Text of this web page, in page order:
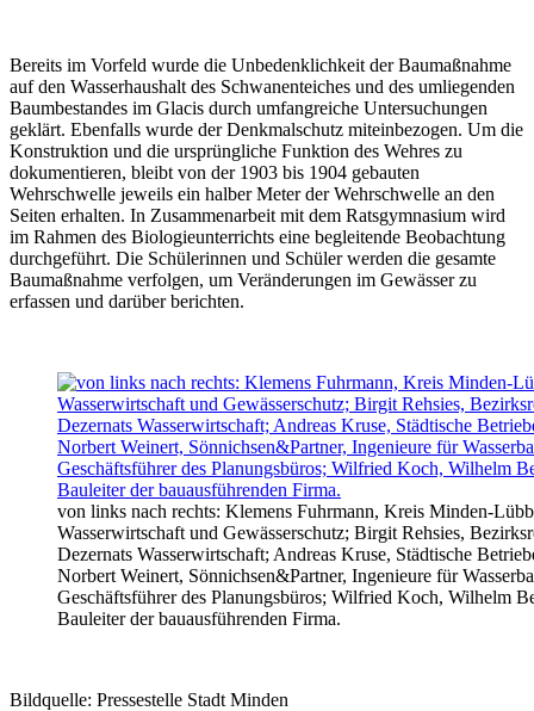
Bereits im Vorfeld wurde die Unbedenklichkeit der Baumaßnahme
auf den Wasserhaushalt des Schwanenteiches und des umliegenden
Baumbestandes im Glacis durch umfangreiche Untersuchungen
geklärt. Ebenfalls wurde der Denkmalschutz miteinbezogen. Um die
Konstruktion und die ursprüngliche Funktion des Wehres zu
dokumentieren, bleibt von der 1903 bis 1904 gebauten
Wehrschwelle jeweils ein halber Meter der Wehrschwelle an den
Seiten erhalten. In Zusammenarbeit mit dem Ratsgymnasium wird
im Rahmen des Biologieunterrichts eine begleitende Beobachtung
durchgeführt. Die Schülerinnen und Schüler werden die gesamte
Baumaßnahme verfolgen, um Veränderungen im Gewässer zu
erfassen und darüber berichten.
von links nach rechts: Klemens Fuhrmann, Kreis Minden-
Wasserwirtschaft und Gewässerschutz; Birgit Rehsies,
Dezernats Wasserwirtschaft; Andreas Kruse, Städtische
Norbert Weinert, Sönnichsen&Partner, Ingenieure für
Geschäftsführer des Planungsbüros; Wilfried Koch, Wilhelm
Bauleiter der bauausführenden Firma.
Bildquelle: Pressestelle Stadt Minden